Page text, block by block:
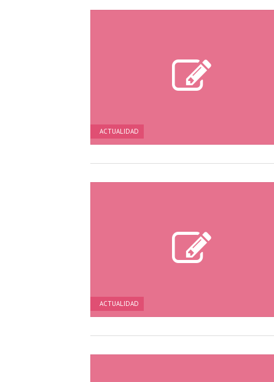
ACTUALIDAD
ACTUALIDAD